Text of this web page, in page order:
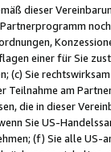
dieser
einer für Sie
(c) Sie
Teilnahme am
die in dieser
Sie US-
(f) Sie alle